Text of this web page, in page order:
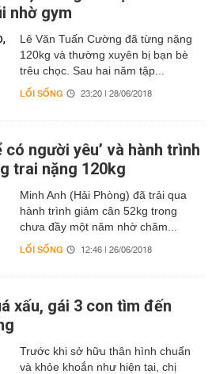
nhờ gym
Lê Văn Tuấn Cường đã từng nặng
120kg và thường xuyên bị bạn bè
trêu chọc. Sau hai năm tập...
LỐI SỐNG 23:20 | 28/06/2018
người yêu’ và hành trình
trai nặng 120kg
Minh Anh (Hải Phòng) đã trải qua
hành trình giảm cân 52kg trong
chưa đầy một năm nhờ chăm...
LỐI SỐNG 12:46 | 26/06/2018
xấu, gái 3 con tìm đến
Trước khi sở hữu thân hình chuẩn
và khỏe khoắn như hiện tại, chị